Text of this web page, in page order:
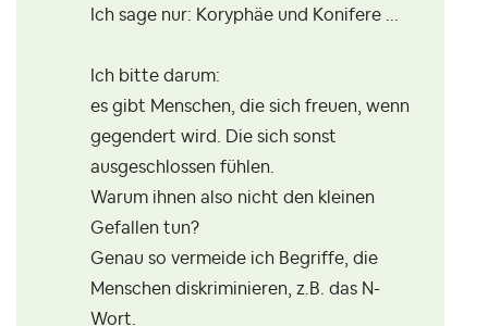
Ich sage nur: Koryphäe und Konifere ...
Ich bitte darum:
es gibt Menschen, die sich freuen, wenn
gegendert wird. Die sich sonst
ausgeschlossen fühlen.
Warum ihnen also nicht den kleinen
Gefallen tun?
Genau so vermeide ich Begriffe, die
Menschen diskriminieren, z.B. das N-
Wort.